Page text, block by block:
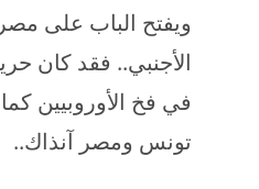
ويفتح الباب على
الأجنبي.. فقد كان
في فخ الأوروبيين
تونس ومصر آنذاك..